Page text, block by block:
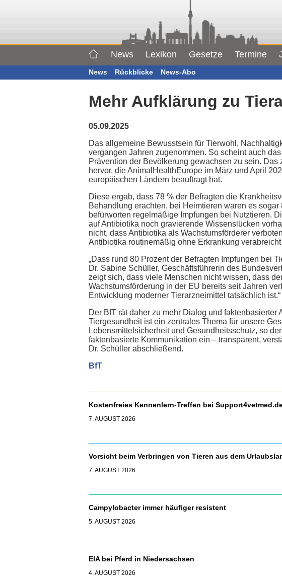
News Lexikon Gesetze Termine
News Rückblicke News-Abo
Mehr Aufklärung zu
05.09.2025
Das allgemeine Bewusstsein für Tierwohl,
vergangen Jahren zugenommen. So scheint auch
Prävention der Bevölkerung gewachsen zu sein.
hervor, die AnimalHealthEurope im März und April
europäischen Ländern beauftragt hat.
Diese ergab, dass 78 % der Befragten die
Behandlung erachten, bei Heimtieren waren es
befürworten regelmäßige Impfungen bei Nutztieren.
auf Antibiotika noch gravierende Wissenslücken
nicht, dass Antibiotika als Wachstumsförderer
Antibiotika routinemäßig ohne Erkrankung
„Dass rund 80 Prozent der Befragten Impfungen bei
Dr. Sabine Schüller, Geschäftsführerin des
zeigt sich, dass viele Menschen nicht wissen, dass
Wachstumsförderung in der EU bereits seit Jahren
Entwicklung moderner Tierarzneimittel tatsächlich ist.“
Der BfT rät daher zu mehr Dialog und faktenbasierter
Tiergesundheit ist ein zentrales Thema für unsere
Lebensmittelsicherheit und Gesundheitsschutz, so
faktenbasierte Kommunikation ein – transparent,
Dr. Schüller abschließend.
BfT
Kostenfreies Kennenlern-Treffen bei
7. AUGUST 2026
Vorsicht beim Verbringen von Tieren aus dem
7. AUGUST 2026
Campylobacter immer häufiger resistent
5. AUGUST 2026
EIA bei Pferd in Niedersachsen
4. AUGUST 2026